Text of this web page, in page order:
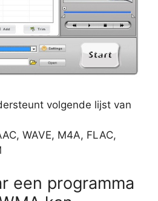
volgende lijst van
WAVE, M4A, FLAC,
een programma